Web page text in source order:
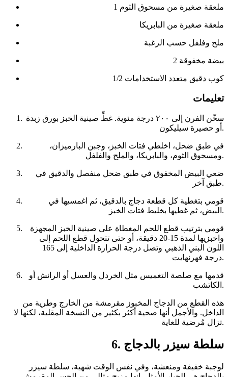
1 ملعقة صغيرة من مسحوق الثوم
ملعقة صغيرة من البابريكا
ملح وفلفل حسب الرغبة
2 بيضة مخفوقة
1/2 كوب دقيق متعدد الاستخدامات
تعليمات
سخّن الفرن إلى ٢٠٠ درجة مئوية. غطِّ صينية الخبز بورق زبدة
أو حصيرة سيليكون.
في طبق ضحل، اخلطي فتات الخبز، وجبن البارميزان،
ومسحوق الثوم، والبابريكا، والملح والفلفل.
ضعي البيض المخفوق في طبق ضحل منفصل والدقيق في
طبق آخر.
قومي بتغطية كل قطعة دجاج بالدقيق، ثم اغمسيها في
البيض، ثم غطيها بخليط فتات الخبز.
قومي بترتيب قطع اللحم المغطاة على صينية الخبز المجهزة
واخبزيها لمدة 15-20 دقيقة، أو حتى تتحول قطع اللحم إلى
اللون البني الذهبي وتصل درجة الحرارة الداخلية إلى 165
درجة فهرنهايت.
قدمها مع صلصة التغميس مثل الخردل والعسل أو الرانش أو
الكاتشب.
هذه القطع من الدجاج المخبوز مقرمشة من الخارج وطرية من
الداخل. والأجمل أنها صحية أكثر بكثير من النسخة المقلية، لكنها لا
تزال مُرضية للغاية.
6. سلطة سيزر بالدجاج
لوجبة خفيفة ومنعشة، وفي نفس الوقت شهية، سلطة سيزر